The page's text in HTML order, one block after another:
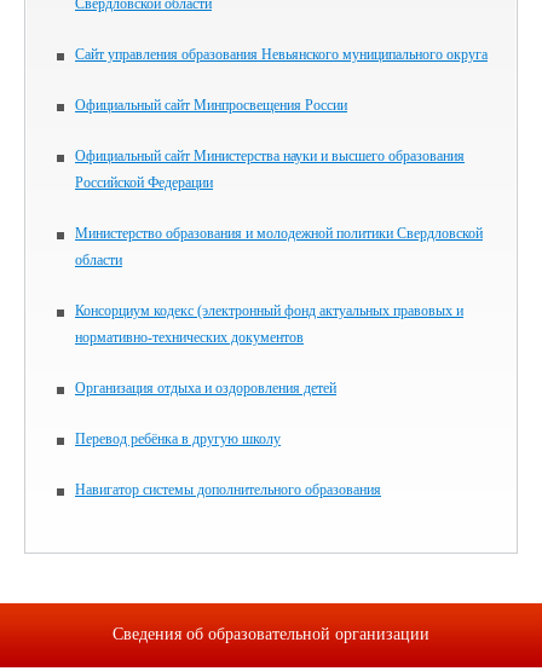
Свердловской области
Сайт управления образования Невьянского муниципального округа
Официальный сайт Минпросвещения России
Официальный сайт Министерства науки и высшего образования
Российской Федерации
Министерство образования и молодежной политики Свердловской
области
Консорциум кодекс (электронный фонд актуальных правовых и
нормативно-технических документов
Организация отдыха и оздоровления детей
Перевод ребёнка в другую школу
Навигатор системы дополнительного образования
Сведения об образовательной организации